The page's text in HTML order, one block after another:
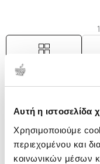
Αυτή η ιστοσελίδα
Χρησιμοποιούμε
περιεχομένου και
κοινωνικών μέσων